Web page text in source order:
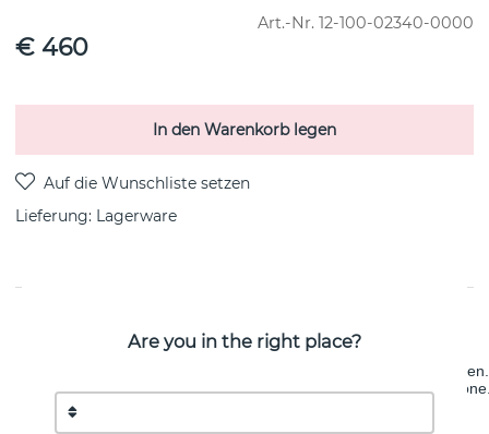
Art.-Nr. 12-100-02340-0000
€ 460
In den Warenkorb legen
Lieferung: Lagerware
Collaboration with Victoria Skoglund, as part of The Floral
Earrings in recycled sterling silver with a cabochon-cut
Diameter: 11 mm. Total height: 6 mm.
Are you in the right place?